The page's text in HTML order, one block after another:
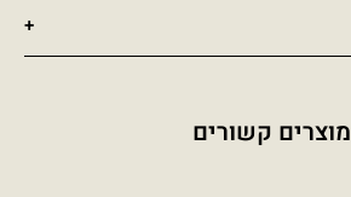
מוצרים קשורים